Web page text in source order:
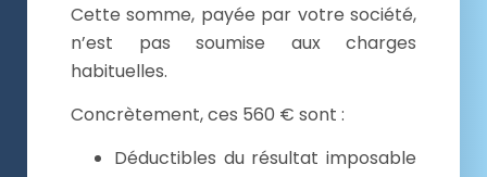
Cette somme, payée par votre société,
n’est pas soumise aux charges
habituelles.
Concrètement, ces 560 € sont :
Déductibles du résultat imposable